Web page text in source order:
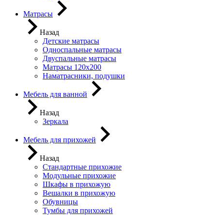
Матрасы
Назад
Детские матрасы
Односпальные матрасы
Двуспальные матрасы
Матрасы 120х200
Наматрасники, подушки
Мебель для ванной
Назад
Зеркала
Мебель для прихожей
Назад
Стандартные прихожие
Модульные прихожие
Шкафы в прихожую
Вешалки в прихожую
Обувницы
Тумбы для прихожей